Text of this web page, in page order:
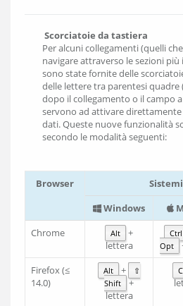
Scorciatoie da tastiera
Per alcuni collegamenti (quelli
navigare attraverso le sezioni
sono state fornite delle
delle lettere tra parentesi quadre
dopo il collegamento o il campo
servono ad attivare direttamente
dati. Queste nuove funzionalità
secondo le modalità seguenti:
Browser
Windows
Chrome
Alt
+
lettera
Ctrl
Opt
Firefox (≤
14.0)
Alt +
⇧
Shift
+
lettera